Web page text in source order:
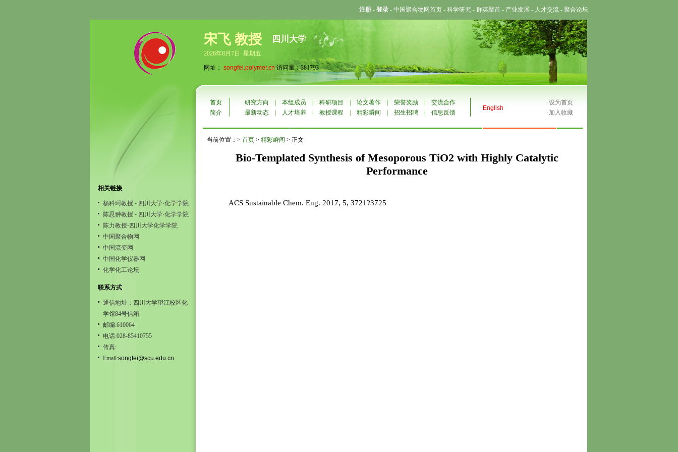
注册 - 登录 - 中国聚合物网首页 - 科学研究 - 群英聚首 - 产业发展 - 人才交流 - 聚合论坛
宋飞 教授 四川大学
2026年8月7日 星期五
网址： songfei.polymer.cn访问量：381793
相关链接
杨科珂教授 - 四川大学·化学学院
陈思翀教授 - 四川大学·化学学院
陈力教授-四川大学化学学院
中国聚合物网
中国流变网
中国化学仪器网
化学化工论坛
联系方式
通信地址：四川大学望江校区化
学馆84号信箱
邮编:610064
电话:028-85410755
传真:
Email:songfei@scu.edu.cn
首页 研究方向 本组成员 科研项目 论文著作 荣誉奖励 交流合作
English
·设为首页
简介
最新动态 人才培养 教授课程 精彩瞬间 招生招聘 信息反馈 ·加入收藏
当前位置：> 首页 > 精彩瞬间 > 正文
Bio-Templated Synthesis of Mesoporous TiO2 with Highly Catalytic
Performance
ACS Sustainable Chem. Eng. 2017, 5, 3721?3725